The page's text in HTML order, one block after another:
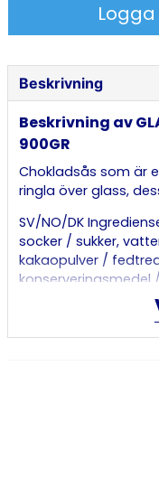
Beskrivning
Beskrivning av
900GR
Chokladsås som är
ringla över glass,
SV/NO/DK
socker / sukker,
kakaopulver /
konserveringsmedel
surhetsreglerande
(E330), salt,